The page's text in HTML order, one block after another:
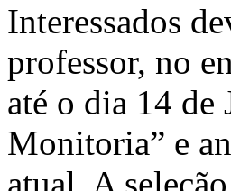
Interessados
professor, no
até o dia 14
Monitoria” e
atual. A